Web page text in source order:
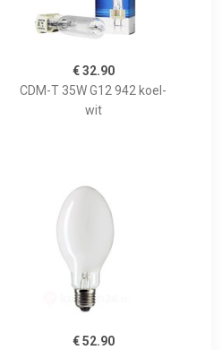
€ 32.90
CDM-T 35W G12 942 koel-
wit
€ 52.90